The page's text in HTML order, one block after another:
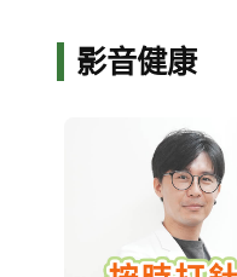
影音健康